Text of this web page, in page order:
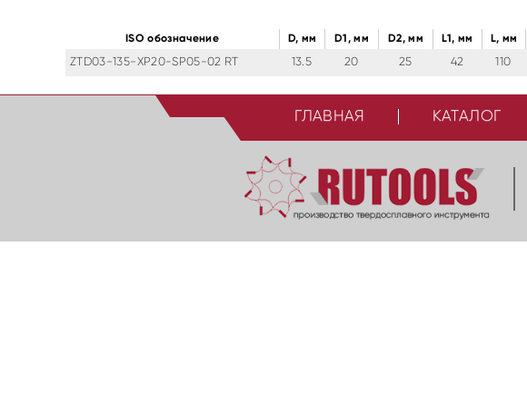
ISO обозначение D, мм D1, мм D2, мм L1, мм L, мм
ZTD03-135-XP20-SP05-02 RT 13.5 20 25 42 110
ГЛАВНАЯ КАТАЛОГ